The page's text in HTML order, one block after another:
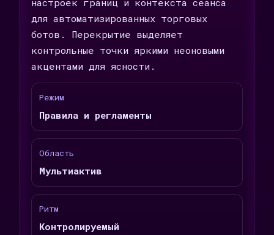
настроек границ и контекста сеанса
для автоматизированных торговых
ботов. Перекрытие выделяет
контрольные точки яркими неоновыми
акцентами для ясности.
Режим
Правила и регламенты
Область
Мультиактив
Ритм
Контролируемый